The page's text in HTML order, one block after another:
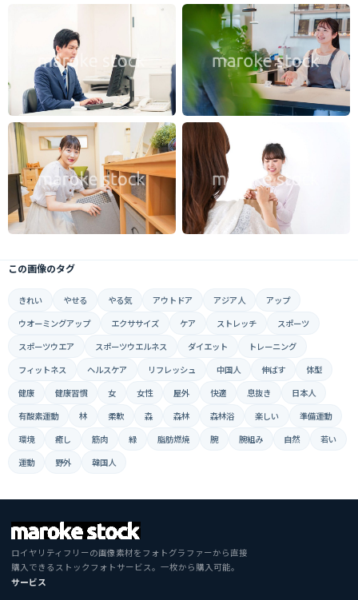
この画像のタグ
きれい やせる やる気 アウトドア アジア人
アップ
ウオーミングアップ
エクササイズ ケア ストレッチ
スポーツ
スポーツウエア
スポーツウエルネス ダイエット
トレーニング
フィットネス
ヘルスケア リフレッシュ 中国人 伸ばす
体型
健康
健康習慣 女 女性 屋外 快適 息抜き
日本人
有酸素運動
林 柔軟 森 森林 森林浴 楽しい
準備運動
環境
癒し 筋肉 緑 脂肪燃焼 腕 腕組み 自然
若い
運動
野外 韓国人
ロイヤリティフリーの画像素材をフォトグラファーから直接
購入できるストックフォトサービス。一枚から購入可能。
サービス